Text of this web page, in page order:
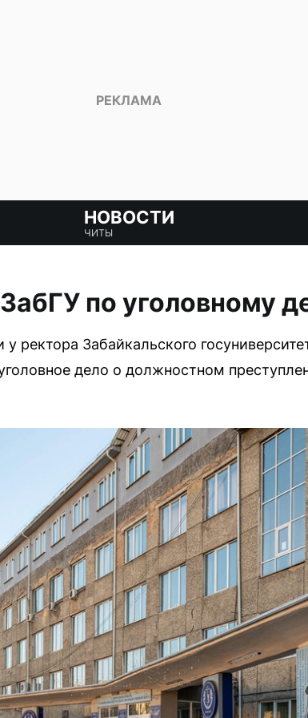
НОВОСТИ
ЧИТЫ
по уголовному
ректора Забайкальского
дело о должностном